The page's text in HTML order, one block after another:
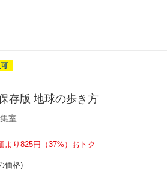
存版 地球の歩き方
室
より825円（37%）おトク
価格)